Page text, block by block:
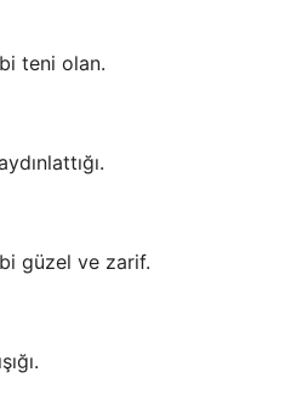
teni olan.
güzel ve zarif.